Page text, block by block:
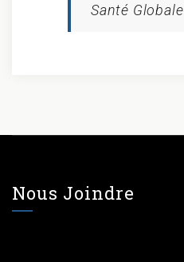
Santé Globale
Nous Joindre